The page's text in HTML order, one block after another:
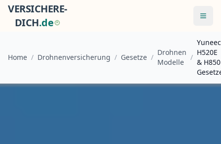
VERSICHERE-
DICH.de
Home / Drohnenversicherung / Gesetze /
Drohnen
Modelle
/
Yuneec
H520E
& H850